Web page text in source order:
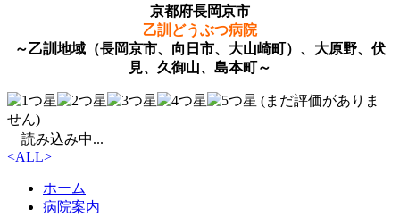
京都府長岡京市
乙訓どうぶつ病院
～乙訓地域（長岡京市、向日市、大山崎町）、大原野、伏
見、久御山、島本町～
(まだ評価がありま
せん)
読み込み中...
<ALL>
ホーム
病院案内